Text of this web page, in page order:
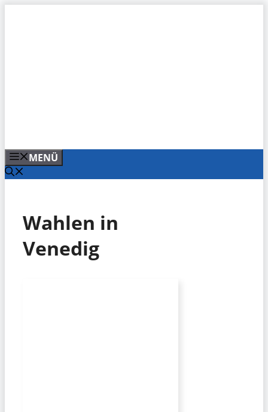
MENÜ
Wahlen in
Venedig